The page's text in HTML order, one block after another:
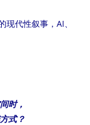
现代性叙事，AI、
时，
式？